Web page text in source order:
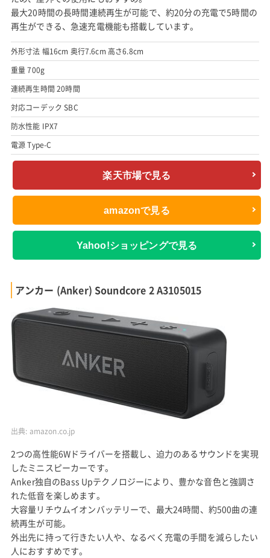
最大20時間の長時間連続再生が可能で、約20分の充電で5時間の
再生ができる、急速充電機能も搭載しています。
外形寸法 幅16cm 奥行7.6cm 高さ6.8cm
重量 700g
連続再生時間 20時間
対応コーデック SBC
防水性能 IPX7
電源 Type-C
楽天市場で見る
amazonで見る
Yahoo!ショッピングで見る
アンカー (Anker) Soundcore 2 A3105015
出典: amazon.co.jp
2つの高性能6Wドライバーを搭載し、迫力のあるサウンドを実現
したミニスピーカーです。
Anker独自のBass Upテクノロジーにより、豊かな音色と強調さ
れた低音を楽しめます。
大容量リチウムイオンバッテリーで、最大24時間、約500曲の連
続再生が可能。
外出先に持って行きたい人や、なるべく充電の手間を減らしたい
人におすすめです。